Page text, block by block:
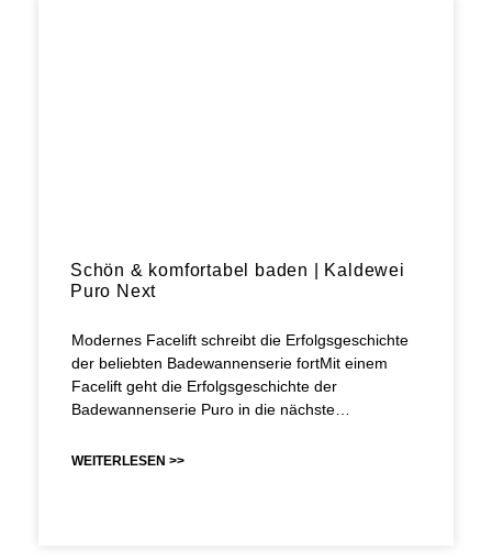
Schön & komfortabel baden | Kaldewei
Puro Next
Modernes Facelift schreibt die Erfolgsgeschichte
der beliebten Badewannenserie fortMit einem
Facelift geht die Erfolgsgeschichte der
Badewannenserie Puro in die nächste…
WEITERLESEN >>